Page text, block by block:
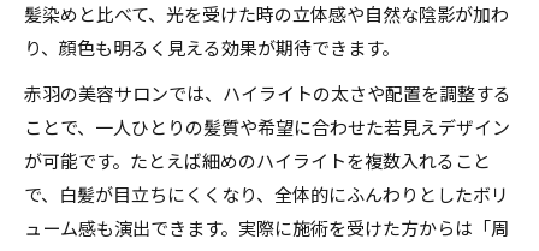
髪染めと比べて、光を受けた時の立体感や自然な陰影が加わ
り、顔色も明るく見える効果が期待できます。
赤羽の美容サロンでは、ハイライトの太さや配置を調整する
ことで、一人ひとりの髪質や希望に合わせた若見えデザイン
が可能です。たとえば細めのハイライトを複数入れること
で、白髪が目立ちにくくなり、全体的にふんわりとしたボリ
ューム感も演出できます。実際に施術を受けた方からは「周